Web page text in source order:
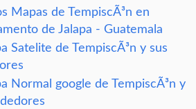
Mapas de TempiscÃ³n en
de Jalapa - Guatemala
Satelite de TempiscÃ³n y sus
Normal google de TempiscÃ³n y